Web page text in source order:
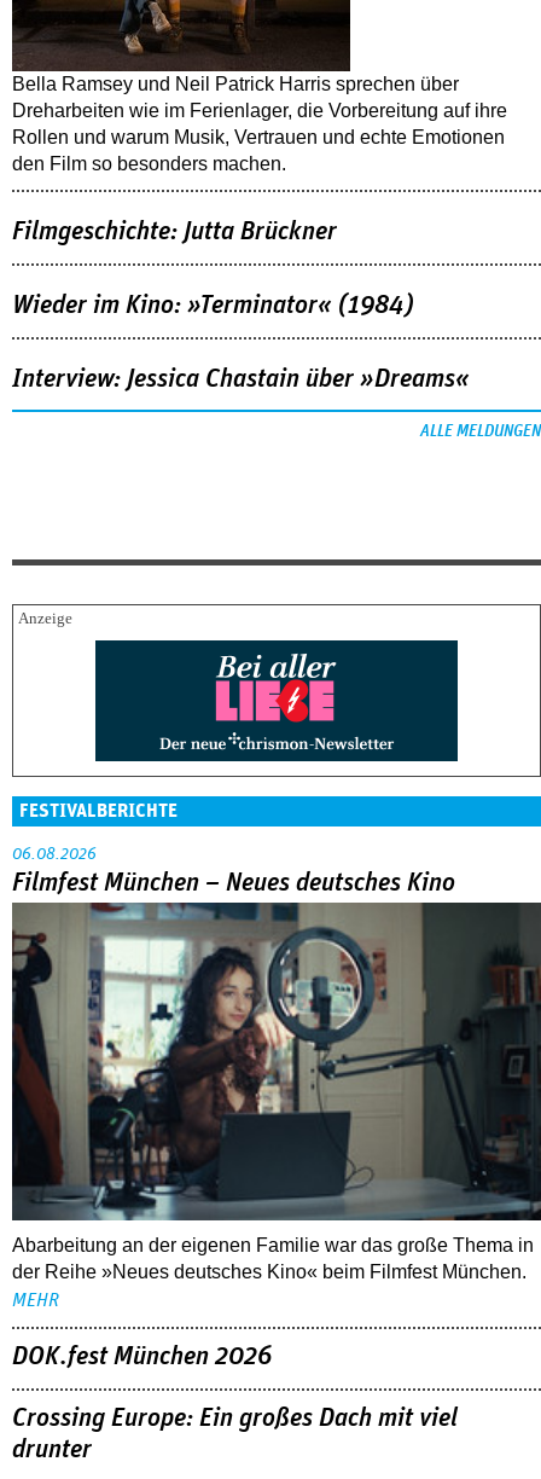
Bella Ramsey und Neil Patrick Harris sprechen über
Dreharbeiten wie im Ferienlager, die Vorbereitung auf ihre
Rollen und warum Musik, Vertrauen und echte Emotionen
den Film so besonders machen.
Filmgeschichte: Jutta Brückner
Wieder im Kino: »Terminator« (1984)
Interview: Jessica Chastain über »Dreams«
ALLE MELDUNGEN
FESTIVALBERICHTE
06.08.2026
Filmfest München – Neues deutsches Kino
Abarbeitung an der eigenen Familie war das große Thema in
der Reihe »Neues deutsches Kino« beim Filmfest München.
MEHR
DOK.fest München 2026
Crossing Europe: Ein großes Dach mit viel
drunter